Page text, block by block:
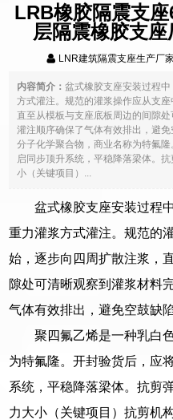
LRB橡胶隔震支
层隔震橡胶支
LNR建筑隔震支座生产厂
内容简介：盆式橡胶支座安装过程
方式灌注。规范的灌浆操作应从支
直至从模板与支座底板周边的间隙
灌注顺序确保了气体有效排出，避
分子化学聚合物，商业名称为特氟
启同步顶升系统，平稳降落梁体。
小（关键项目）...
盆式橡胶支座安装过程
重力灌浆方式灌注。规范的
始，逐步向四周扩散注浆，
隙处可清晰观察到灌浆材料
气体有效排出，避免空鼓缺陷
聚四氟乙烯是一种乳白
为特氟隆。开封验货后，应
系统，平稳降落梁体。抗剪
力大小（关键项目）抗剪机